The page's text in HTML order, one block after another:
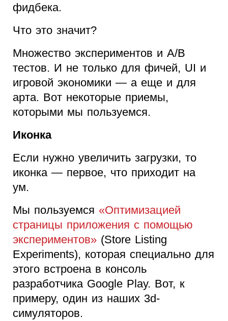
фидбека.
Что это значит?
Множество экспериментов и A/B
тестов. И не только для фичей, UI и
игровой экономики — а еще и для
арта. Вот некоторые приемы,
которыми мы пользуемся.
Иконка
Если нужно увеличить загрузки, то
иконка — первое, что приходит на
ум.
Мы пользуемся «Оптимизацией
страницы приложения с помощью
экспериментов» (Store Listing
Experiments), которая специально для
этого встроена в консоль
разработчика Google Play. Вот, к
примеру, один из наших 3d-
симуляторов.